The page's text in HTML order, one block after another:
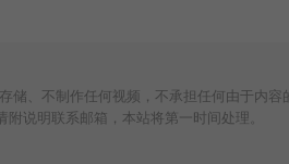
储、不制作任何视频，不承担任何由于内容
说明联系邮箱，本站将第一时间处理。